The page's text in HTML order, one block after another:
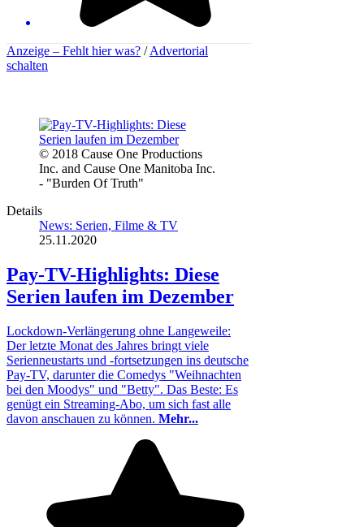
Anzeige – Fehlt hier was? /Advertorial
schalten
© 2018 Cause One Productions
Inc. and Cause One Manitoba Inc.
- "Burden Of Truth"
Details
News: Serien, Filme & TV
25.11.2020
Pay-TV-Highlights: Diese
Serien laufen im Dezember
Lockdown-Verlängerung ohne Langeweile:
Der letzte Monat des Jahres bringt viele
Serienneustarts und -fortsetzungen ins deutsche
Pay-TV, darunter die Comedys "Weihnachten
bei den Moodys" und "Betty". Das Beste: Es
genügt ein Streaming-Abo, um sich fast alle
davon anschauen zu können. Mehr...